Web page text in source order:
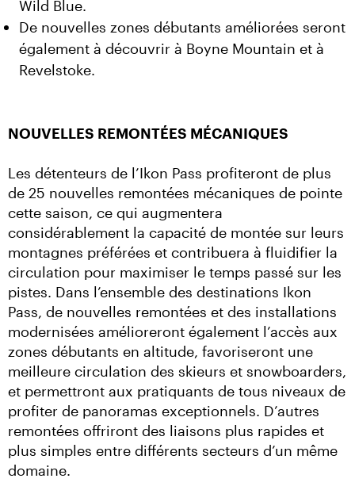
Wild Blue.
De nouvelles zones débutants améliorées seront
également à découvrir à Boyne Mountain et à
Revelstoke.
NOUVELLES REMONTÉES MÉCANIQUES
Les détenteurs de l’Ikon Pass profiteront de plus
de 25 nouvelles remontées mécaniques de pointe
cette saison, ce qui augmentera
considérablement la capacité de montée sur leurs
montagnes préférées et contribuera à fluidifier la
circulation pour maximiser le temps passé sur les
pistes. Dans l’ensemble des destinations Ikon
Pass, de nouvelles remontées et des installations
modernisées amélioreront également l’accès aux
zones débutants en altitude, favoriseront une
meilleure circulation des skieurs et snowboarders,
et permettront aux pratiquants de tous niveaux de
profiter de panoramas exceptionnels. D’autres
remontées offriront des liaisons plus rapides et
plus simples entre différents secteurs d’un même
domaine.